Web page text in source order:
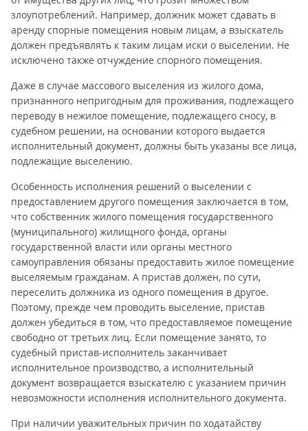
злоупотреблений. Например, должник может сдавать в
аренду спорные помещения новым лицам, а взыскатель
должен предъявлять к таким лицам иски о выселении. Не
исключено также отчуждение спорного помещения.
Даже в случае массового выселения из жилого дома,
признанного непригодным для проживания, подлежащего
переводу в нежилое помещение, подлежащего сносу, в
судебном решении, на основании которого выдается
исполнительный документ, должны быть указаны все лица,
подлежащие выселению.
Особенность исполнения решений о выселении с
предоставлением другого помещения заключается в том,
что собственник жилого помещения государственного
(муниципального) жилищного фонда, органы
государственной власти или органы местного
самоуправления обязаны предоставить жилое помещение
выселяемым гражданам. А пристав должен, по сути,
переселить должника из одного помещения в другое.
Поэтому, прежде чем проводить выселение, пристав
должен убедиться в том, что предоставляемое помещение
свободно от третьих лиц. Если помещение занято, то
судебный пристав-исполнитель заканчивает
исполнительное производство, а исполнительный
документ возвращается взыскателю с указанием причин
невозможности исполнения исполнительного документа.
При наличии уважительных причин по ходатайству